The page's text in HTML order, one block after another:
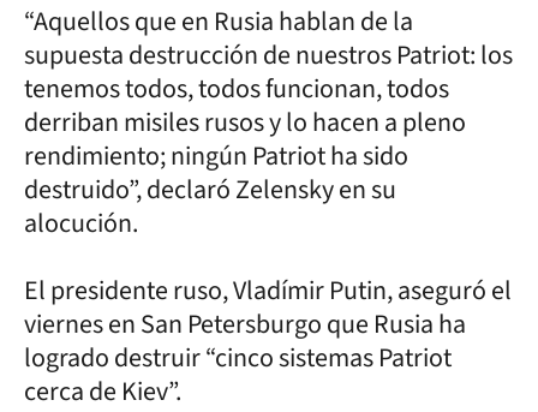
“Aquellos que en Rusia hablan de la
supuesta destrucción de nuestros Patriot: los
tenemos todos, todos funcionan, todos
derriban misiles rusos y lo hacen a pleno
rendimiento; ningún Patriot ha sido
destruido”, declaró Zelensky en su
alocución.
El presidente ruso, Vladímir Putin, aseguró el
viernes en San Petersburgo que Rusia ha
logrado destruir “cinco sistemas Patriot
cerca de Kiev”.